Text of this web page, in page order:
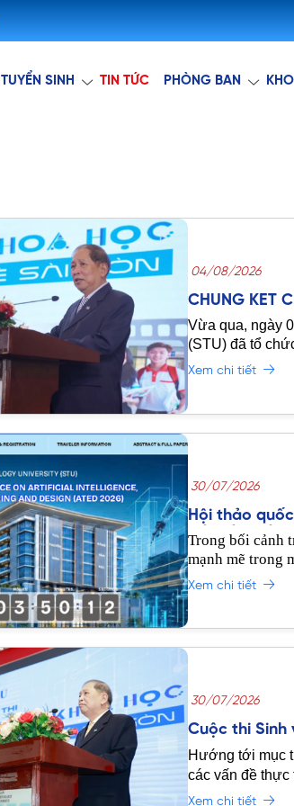
TUYỂN SINH TIN TỨC PHÒNG BAN
04/08/2026
CHUNG KẾT
HỌC STU
SÁNG TẠO
Vừa qua, ngày
(STU) đã tổ
Khoa học năm
Xem chi tiết
30/07/2026
Hội thảo
kết nối quốc
Trong bối cảnh
mạnh mẽ trong
khoa học để
Xem chi tiết
30/07/2026
Cuộc thi Sinh
2026
Hướng tới mục
các vấn đề
học Công nghệ
Xem chi tiết